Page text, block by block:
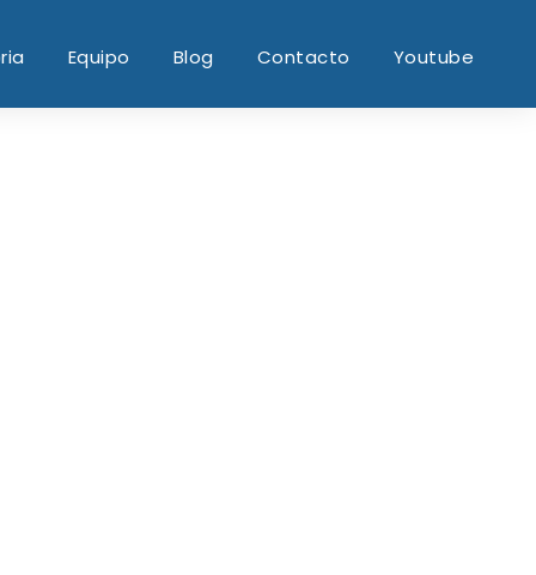
Equipo Blog Contacto Youtube